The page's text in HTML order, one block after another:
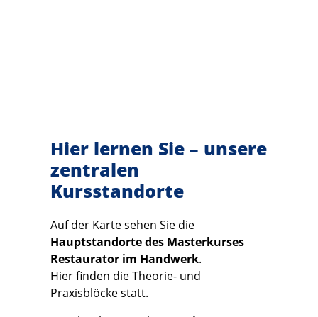
Hier lernen Sie – unsere
zentralen
Kursstandorte
Auf der Karte sehen Sie die
Hauptstandorte des Masterkurses
Restaurator im Handwerk.
Hier finden die Theorie- und
Praxisblöcke statt.